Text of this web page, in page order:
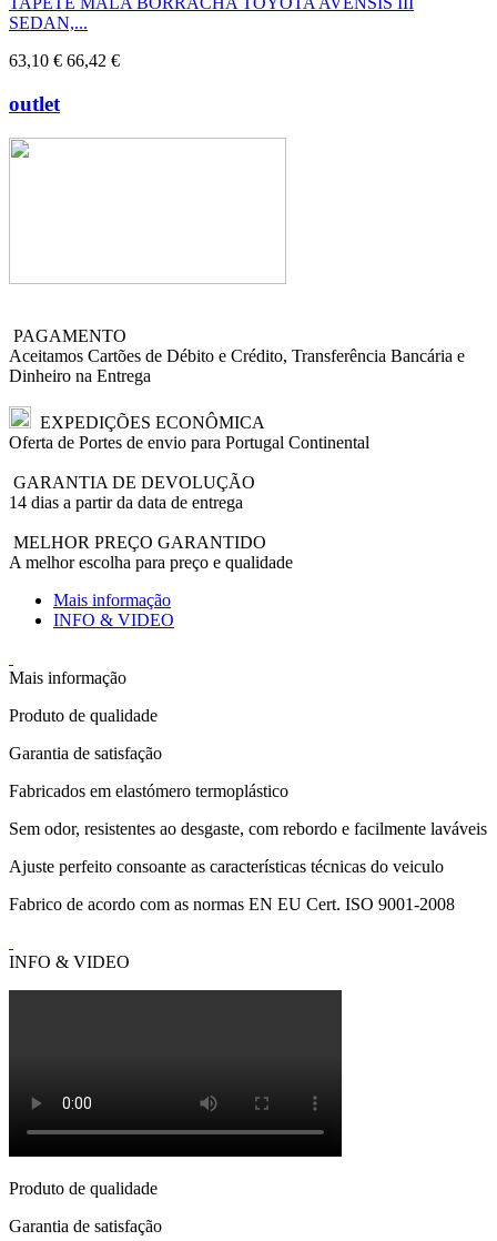
SEDAN,...
63,10 € 66,42 €
outlet
PAGAMENTO
Aceitamos Cartões de Débito e Crédito, Transferência Bancária e
Dinheiro na Entrega
EXPEDIÇÕES ECONÔMICA
Oferta de Portes de envio para Portugal Continental
GARANTIA DE DEVOLUÇÃO
14 dias a partir da data de entrega
MELHOR PREÇO GARANTIDO
A melhor escolha para preço e qualidade
Mais informação
INFO & VIDEO
Mais informação
Produto de qualidade
Garantia de satisfação
Fabricados em elastómero termoplástico
Sem odor, resistentes ao desgaste, com rebordo e facilmente laváveis
Ajuste perfeito consoante as características técnicas do veiculo
Fabrico de acordo com as normas EN EU Cert. ISO 9001-2008
INFO & VIDEO
Produto de qualidade
Garantia de satisfação